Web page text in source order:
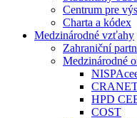
Centrum pre
Charta a kódex
Medzinárodné vzťahy
Zahraniční
Medzinárodné
HPD
COST